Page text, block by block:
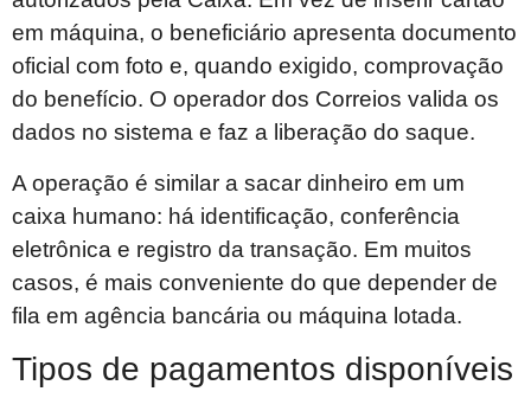
em máquina, o beneficiário apresenta documento
oficial com foto e, quando exigido, comprovação
do benefício. O operador dos Correios valida os
dados no sistema e faz a liberação do saque.
A operação é similar a sacar dinheiro em um
caixa humano: há identificação, conferência
eletrônica e registro da transação. Em muitos
casos, é mais conveniente do que depender de
fila em agência bancária ou máquina lotada.
Tipos de pagamentos disponíveis